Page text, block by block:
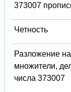
373007
Четность
Разложение на
множители,
числа 373007